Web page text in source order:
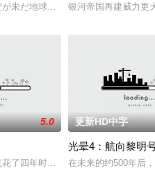
が未だ地球上には解明できぬ謎が
银河帝国再建威力更
妖魔吸到地球来，最后还是透过星
5.0
了四年时间制作的充满哲学命题的
更新HD中字
光晕4：航向黎明
在未来的约500年后